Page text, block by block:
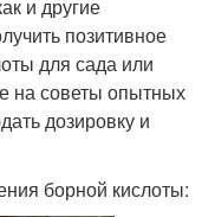
и другие
позитивное
для сада или
на советы опытных
дозировку и
борной кислоты: